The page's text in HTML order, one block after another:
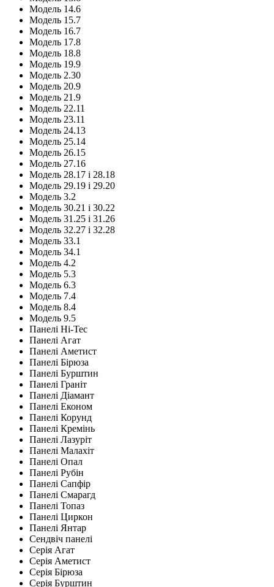
Модель 14.6
Модель 15.7
Модель 16.7
Модель 17.8
Модель 18.8
Модель 19.9
Модель 2.30
Модель 20.9
Модель 21.9
Модель 22.11
Модель 23.11
Модель 24.13
Модель 25.14
Модель 26.15
Модель 27.16
Модель 28.17 і 28.18
Модель 29.19 і 29.20
Модель 3.2
Модель 30.21 і 30.22
Модель 31.25 і 31.26
Модель 32.27 і 32.28
Модель 33.1
Модель 34.1
Модель 4.2
Модель 5.3
Модель 6.3
Модель 7.4
Модель 8.4
Модель 9.5
Панелі Hi-Tec
Панелі Агат
Панелі Аметист
Панелі Бірюза
Панелі Бурштин
Панелі Граніт
Панелі Діамант
Панелі Економ
Панелі Корунд
Панелі Кремінь
Панелі Лазуріт
Панелі Малахіт
Панелі Опал
Панелі Рубін
Панелі Сапфір
Панелі Смарагд
Панелі Топаз
Панелі Циркон
Панелі Янтар
Сендвіч панелі
Серія Агат
Серія Аметист
Серія Бірюза
Серія Бурштин